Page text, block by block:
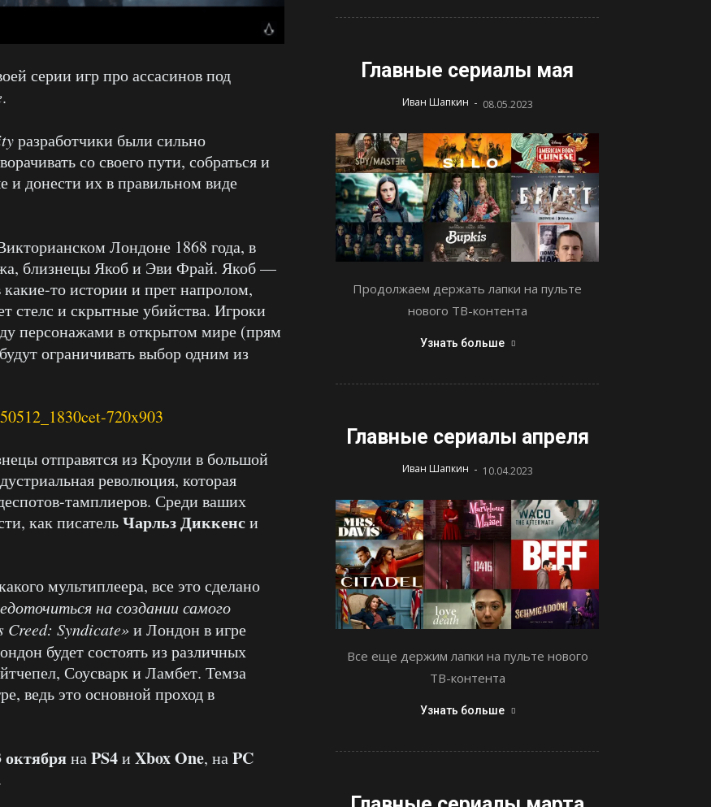
серии игр про ассасинов под
.
разработчики были сильно
со своего пути, собраться и
донести их в правильном виде
Лондоне 1868 года, в
близнецы Якоб и Эви Фрай. Якоб —
то истории и прет напролом,
стелс и скрытные убийства. Игроки
персонажами в открытом мире (прям
ограничивать выбор одним из
отправятся из Кроули в большой
революция, которая
тамплиеров. Среди ваших
как писательЧарльз Диккенси
мультиплеера, все это сделано
на создании самого
Creed: Syndicate»и Лондон в игре
будет состоять из различных
Соусварк и Ламбет. Темза
ведь это основной проход в
октябрянаPS4и Xbox One, наPC
Главные сериалы мая
Иван Шапкин - 08.05.2023
Продолжаем держать лапки на пульте
нового ТВ-контента
Узнать больше
Главные сериалы апреля
Иван Шапкин - 10.04.2023
Все еще держим лапки на пульте нового
ТВ-контента
Узнать больше